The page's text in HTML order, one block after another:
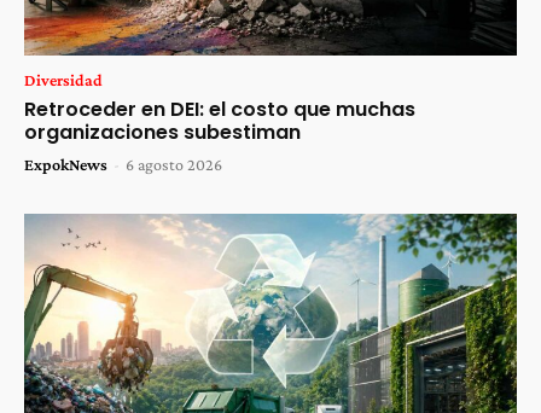
Diversidad
Retroceder en DEI: el costo que muchas
organizaciones subestiman
ExpokNews - 6 agosto 2026